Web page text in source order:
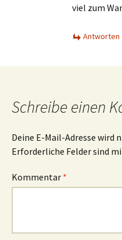
viel zum
Antworten
Schreibe einen
Deine E-Mail-Adresse wird
Erforderliche Felder sind
Kommentar *